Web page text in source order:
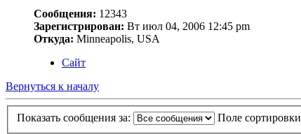
Сообщения: 12343
Зарегистрирован: Вт июл 04, 2006 12:45 pm
Откуда: Minneapolis, USA
Сайт
Вернуться к началу
Показать сообщения за: Поле сортировки